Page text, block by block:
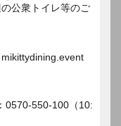
公衆トイレ等のご
0570-550-100（10: